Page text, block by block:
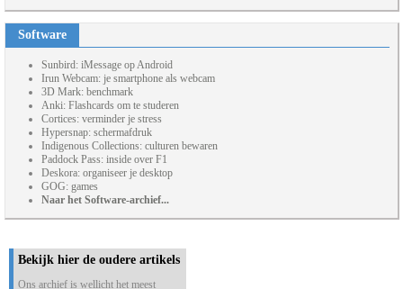
Software
Sunbird: iMessage op Android
Irun Webcam: je smartphone als webcam
3D Mark: benchmark
Anki: Flashcards om te studeren
Cortices: verminder je stress
Hypersnap: schermafdruk
Indigenous Collections: culturen bewaren
Paddock Pass: inside over F1
Deskora: organiseer je desktop
GOG: games
Naar het Software-archief...
Bekijk hier de oudere artikels
Ons archief is wellicht het meest